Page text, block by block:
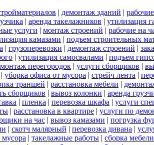
| демонтаж зданий |
| аренда такелажников | утилизация
услуги | монтаж строений | рабочие на
камазами | подъем строительных
| грузоперевозки | демонтаж строений |
| утилизация самосвалами | подъем
монтаж перегородок | услуги сборщиков |
| уборка офиса от мусора | стрейч лента |
траншей | расстановка мебели |
сборщиков | вывоз колонки | аренда
| пленка | перевозка шкафа | услуги
| расстановка в квартире | услуги по
на час | вывоз камазами | погрузка
| скотч малярный | перевозка дивана |
мусора | такелажные работы | сборка мебели